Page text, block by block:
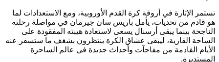
تستمر الإثارة في أروقة كرة القدم الأوروبية، ومع الاستعدادات لما
هو قادم من تحديات، يأمل باريس سان جيرمان في مواصلة رحلته
الناجحة بينما يبقى أرسنال يسعى لاستعادة هيبته المفقودة على
الساحة القارية، ليبقى عشاق الكرة ينتظرون بشغف ما ستسفر عنه
الأيام القادمة من مفاجآت وأحداث جديدة في عالم الساحرة
المستديرة.